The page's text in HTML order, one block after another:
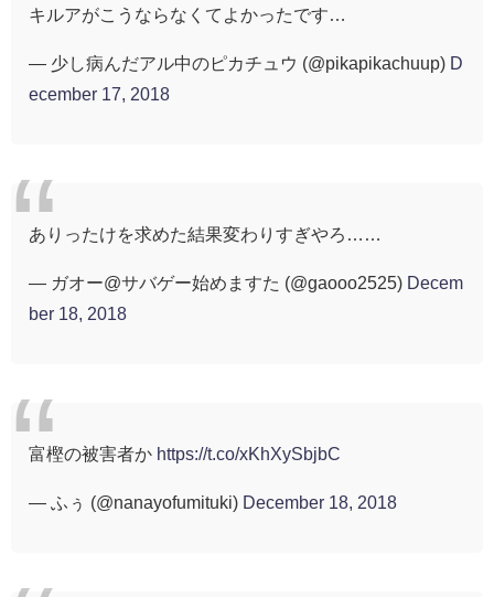
キルアがこうならなくてよかったです…
— 少し病んだアル中のピカチュウ (@pikapikachuup) D
ecember 17, 2018
ありったけを求めた結果変わりすぎやろ……
— ガオー@サバゲー始めますた (@gaooo2525) Decem
ber 18, 2018
富樫の被害者か https://t.co/xKhXySbjbC
— ふぅ (@nanayofumituki) December 18, 2018